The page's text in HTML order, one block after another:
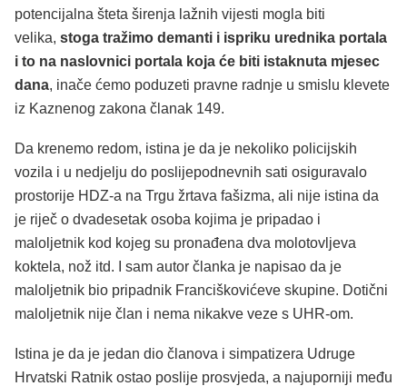
potencijalna šteta širenja lažnih vijesti mogla biti
velika, stoga tražimo demanti i ispriku urednika portala
i to na naslovnici portala koja će biti istaknuta mjesec
dana, inače ćemo poduzeti pravne radnje u smislu klevete
iz Kaznenog zakona članak 149.
Da krenemo redom, istina je da je nekoliko policijskih
vozila i u nedjelju do poslijepodnevnih sati osiguravalo
prostorije HDZ-a na Trgu žrtava fašizma, ali nije istina da
je riječ o dvadesetak osoba kojima je pripadao i
maloljetnik kod kojeg su pronađena dva molotovljeva
koktela, nož itd. I sam autor članka je napisao da je
maloljetnik bio pripadnik Franciškovićeve skupine. Dotični
maloljetnik nije član i nema nikakve veze s UHR-om.
Istina je da je jedan dio članova i simpatizera Udruge
Hrvatski Ratnik ostao poslije prosvjeda, a najuporniji među